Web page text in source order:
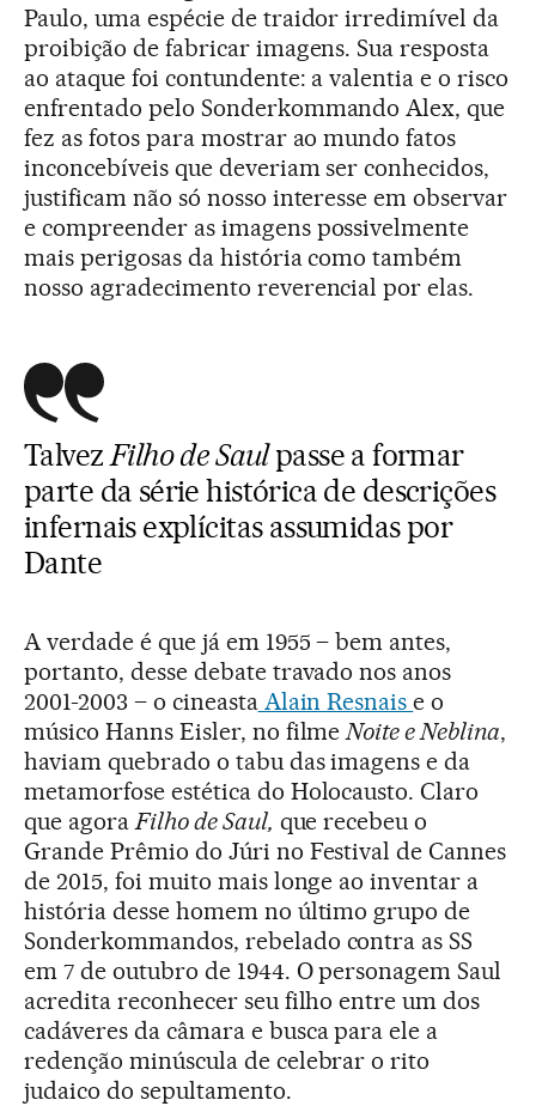
Paulo, uma espécie de traidor irredimível da
proibição de fabricar imagens. Sua resposta
ao ataque foi contundente: a valentia e o risco
enfrentado pelo Sonderkommando Alex, que
fez as fotos para mostrar ao mundo fatos
inconcebíveis que deveriam ser conhecidos,
justificam não só nosso interesse em observar
e compreender as imagens possivelmente
mais perigosas da história como também
nosso agradecimento reverencial por elas.
Talvez Filho de Saulpasse a formar
parte da série histórica de descrições
infernais explícitas assumidas por
Dante
A verdade é que já em 1955 – bem antes,
portanto, desse debate travado nos anos
2001-2003 – o cineastaAlain Resnaise o
músico Hanns Eisler, no filmeNoite e Neblina,
haviam quebrado o tabu das imagens e da
metamorfose estética do Holocausto. Claro
que agora Filho de Saul, que recebeu o
Grande Prêmio do Júri no Festival de Cannes
de 2015, foi muito mais longe ao inventar a
história desse homem no último grupo de
Sonderkommandos, rebelado contra as SS
em 7 de outubro de 1944. O personagem Saul
acredita reconhecer seu filho entre um dos
cadáveres da câmara e busca para ele a
redenção minúscula de celebrar o rito
judaico do sepultamento.